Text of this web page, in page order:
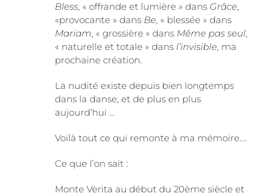
Bless, « offrande et lumière » dans Grâce,
«provocante » dans Be, « blessée » dans
Mariam, « grossière » dans Même pas seul,
« naturelle et totale » dans l’invisible, ma
prochaine création.
La nudité existe depuis bien longtemps
dans la danse, et de plus en plus
aujourd’hui …
Voilà tout ce qui remonte à ma mémoire….
Ce que l’on sait :
Monte Verita au début du 20ème siècle et